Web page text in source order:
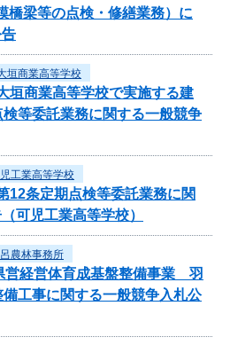
橋梁等の点検・修繕業務）に
垣商業高等学校
商業高等学校で実施する建
等委託業務に関する一般競争
工業高等学校
12条定期点検等委託業務に関
可児工業高等学校）
農林事務所
営経営体育成基盤整備事業 羽
工事に関する一般競争入札公